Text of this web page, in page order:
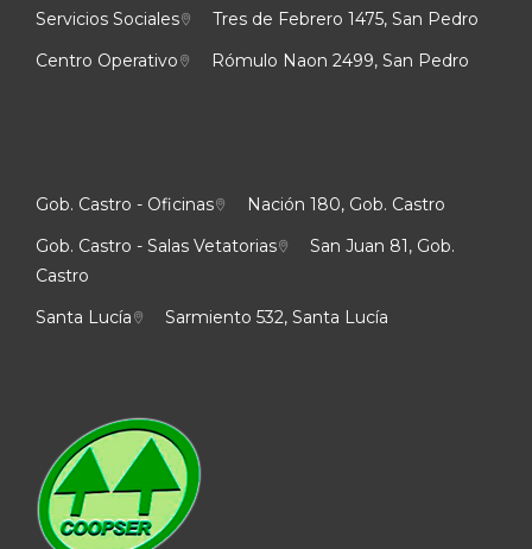
Servicios Sociales
Tres de Febrero 1475, San Pedro
Centro Operativo
Rómulo Naon 2499, San Pedro
Gob. Castro - Oficinas
Nación 180, Gob. Castro
Gob. Castro - Salas Vetatorias
San Juan 81, Gob.
Castro
Santa Lucía
Sarmiento 532, Santa Lucía